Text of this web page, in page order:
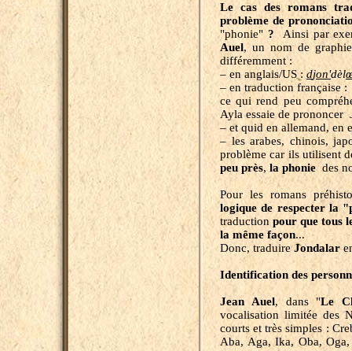
Le cas des romans
problème de
"phonie" ?Ainsi par
Auel, un nom de
différemment :
– en anglais/US : djon'dèl
– en traduction française
ce qui rend peu
Ayla essaie de prononcer
– et quid en allemand, en
– les arabes, chinois,
problème car ils utilisent
peu près, la phonie des
Pour les romans
logique de respecter la
traduction pour que tous
la même façon...
Donc, traduireJondalar
Identification des
Jean Auel, dans "Le
vocalisation limitée des
courts et très simples :
Aba, Aga, Ika, Oba,